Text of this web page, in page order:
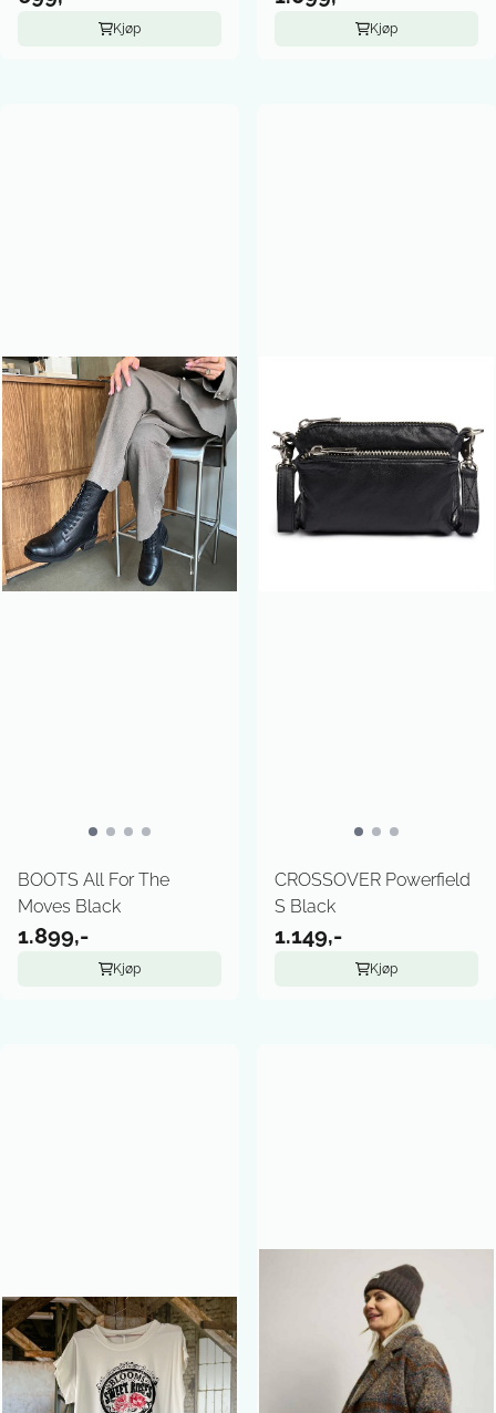
Kjøp Kjøp
BOOTS All For The
Moves Black
1.899,-
Kjøp
CROSSOVER Powerfield
S Black
1.149,-
Kjøp